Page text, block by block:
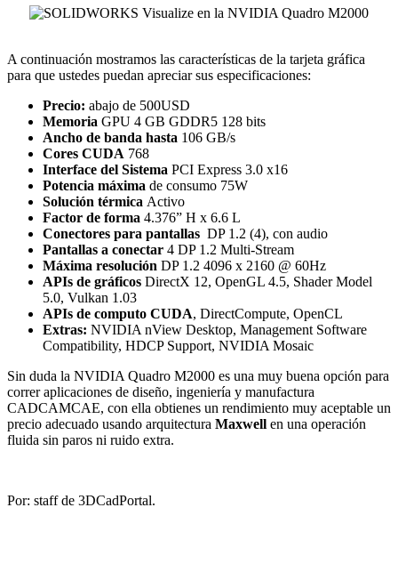
A continuación mostramos las características de la tarjeta gráfica
para que ustedes puedan apreciar sus especificaciones:
Precio: abajo de 500USD
Memoria GPU 4 GB GDDR5 128 bits
Ancho de banda hasta 106 GB/s
Cores CUDA 768
Interface del Sistema PCI Express 3.0 x16
Potencia máxima de consumo 75W
Solución térmica Activo
Factor de forma 4.376” H x 6.6 L
Conectores para pantallas DP 1.2 (4), con audio
Pantallas a conectar 4 DP 1.2 Multi-Stream
Máxima resolución DP 1.2 4096 x 2160 @ 60Hz
APIs de gráficos DirectX 12, OpenGL 4.5, Shader Model
5.0, Vulkan 1.03
APIs de computo CUDA, DirectCompute, OpenCL
Extras: NVIDIA nView Desktop, Management Software
Compatibility, HDCP Support, NVIDIA Mosaic
Sin duda la NVIDIA Quadro M2000 es una muy buena opción para
correr aplicaciones de diseño, ingeniería y manufactura
CADCAMCAE, con ella obtienes un rendimiento muy aceptable un
precio adecuado usando arquitectura Maxwell en una operación
fluida sin paros ni ruido extra.
Por: staff de 3DCadPortal.